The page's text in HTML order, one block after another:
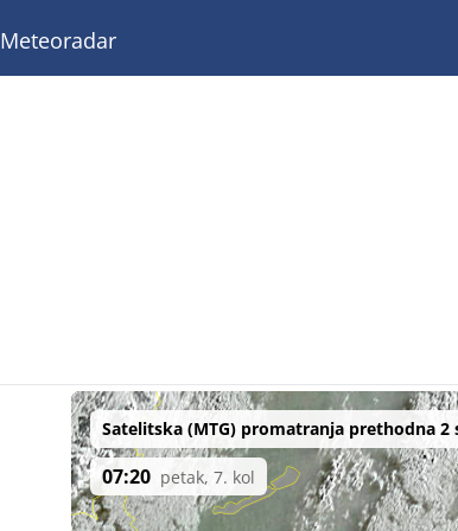
Meteoradar
Satelitska (MTG) promatranja prethodna 2
07:20 petak, 7. kol